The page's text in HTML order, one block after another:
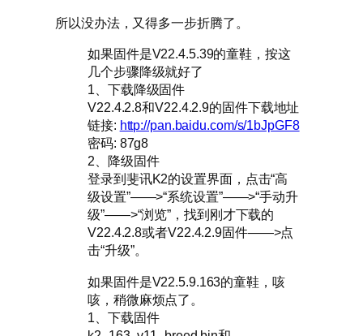
所以没办法，又得多一步折腾了。
如果固件是V22.4.5.39的童鞋，按这
几个步骤降级就好了
1、下载降级固件
V22.4.2.8和V22.4.2.9的固件下载地址
链接: http://pan.baidu.com/s/1bJpGF8
密码: 87g8
2、降级固件
登录到斐讯K2的设置界面，点击“高
级设置”——>“系统设置”——>“手动升
级”——>“浏览”，找到刚才下载的
V22.4.2.8或者V22.4.2.9固件——>点
击“升级”。
如果固件是V22.5.9.163的童鞋，咳
咳，稍微麻烦点了。
1、下载固件